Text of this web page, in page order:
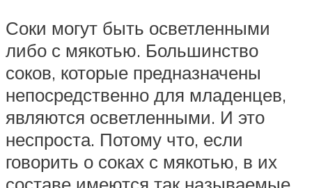
Соки могут быть осветленными
либо с мякотью. Большинство
соков, которые предназначены
непосредственно для младенцев,
являются осветленными. И это
неспроста. Потому что, если
говорить о соках с мякотью, в их